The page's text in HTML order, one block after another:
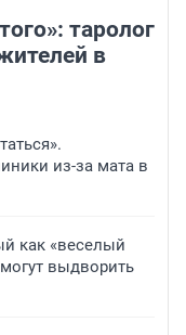
таролог
в
из-за мата в
как «веселый
выдворить